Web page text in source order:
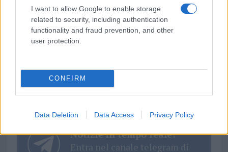
I want to allow Google to enable storage
related to security, including authentication
functionality and fraud prevention, and other
user protection.
CONFIRM
Data Deletion Data Access Privacy Policy
Elettrodomestici Casa
Elettrodomestici Cucina
Forno
Forno Autopulente Forno Cucina
Inviaci le tue segnalazioni,
Su WhatsApp al numero +39
345 356 7512
Notizie in tempo reale?
Entra nel canale telegram di